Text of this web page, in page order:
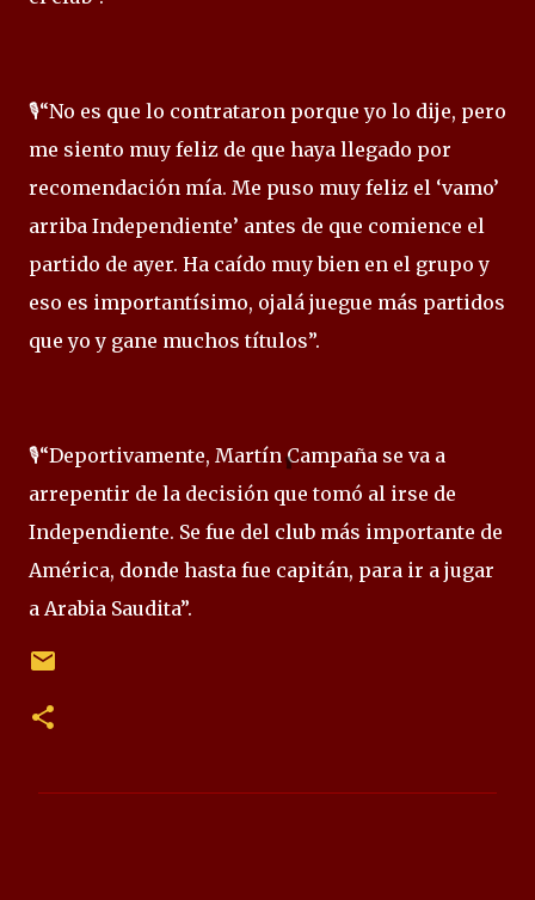
🎙️“No es que lo contrataron porque yo lo dije, pero
me siento muy feliz de que haya llegado por
recomendación mía. Me puso muy feliz el ‘vamo’
arriba Independiente’ antes de que comience el
partido de ayer. Ha caído muy bien en el grupo y
eso es importantísimo, ojalá juegue más partidos
que yo y gane muchos títulos”.
🎙️“Deportivamente, Martín Campaña se va a
arrepentir de la decisión que tomó al irse de
Independiente. Se fue del club más importante de
América, donde hasta fue capitán, para ir a jugar
a Arabia Saudita”.